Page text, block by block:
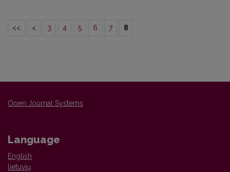
<< < 3 4 5 6 7 8
Open Journal Systems
Language
English
lietuvių